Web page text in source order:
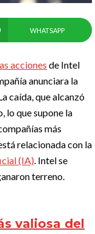
WHATSAPP
acciones de Intel
anunciara la
caída, que alcanzó
lo que supone la
más
relacionada con la
(IA). Intel se
terreno.
valiosa del